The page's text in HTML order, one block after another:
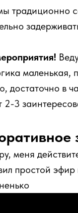
традиционно
маленькая,
достаточно в
2-3
меня
простой